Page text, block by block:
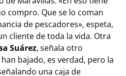
compro. Que se lo coman
de pescadores», espeta,
cliente de toda la vida. Otra
Suárez, señala otro
bajado, es verdad, pero la
una caja de